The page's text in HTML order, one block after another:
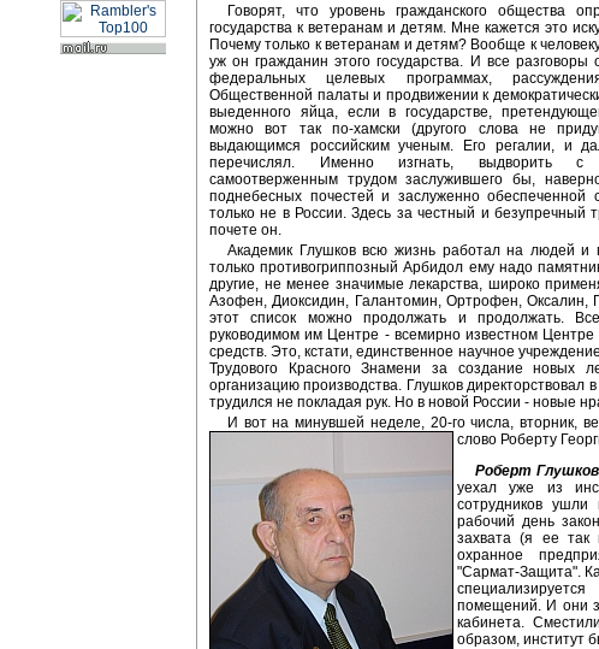
Говорят, что уровень гражданского общества
государства к ветеранам и детям. Мне кажется это
Почему только к ветеранам и детям? Вообще к
уж он гражданин этого государства. И все разговоры
федеральных целевых программах,
Общественной палаты и продвижении к
выеденного яйца, если в государстве,
можно вот так по-хамски (другого слова не
выдающимся российским ученым. Его регалии, и
перечислял. Именно изгнать, выдворить с
самоотверженным трудом заслужившего бы,
поднебесных почестей и заслуженно обеспеченной
только не в России. Здесь за честный и безупречный
почете он.
Академик Глушков всю жизнь работал на людей и
только противогриппозный Арбидол ему надо
другие, не менее значимые лекарства, широко
Азофен, Диоксидин, Галантомин, Ортрофен, Оксалин,
этот список можно продолжать и продолжать.
руководимом им Центре - всемирно известном
средств. Это, кстати, единственное научное
Трудового Красного Знамени за создание новых
организацию производства. Глушков директорствовал в
трудился не покладая рук. Но в новой России - новые
И вот на минувшей неделе, 20-го числа, вторник,
слово Роберту
Роберт
уехал уже из
сотрудников ушли
рабочий день
захвата (я ее так
охранное
"Сармат-Защита".
помещений. И они
кабинета.
образом, институт